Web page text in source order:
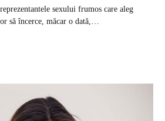
sexului frumos care aleg
să încerce, măcar o dată,…